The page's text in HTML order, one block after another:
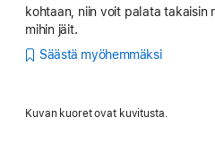
kohtaan, niin voit palata takaisin
mihin jäit.
Säästä myöhemmäksi
Kuvan kuoret ovat kuvitusta.